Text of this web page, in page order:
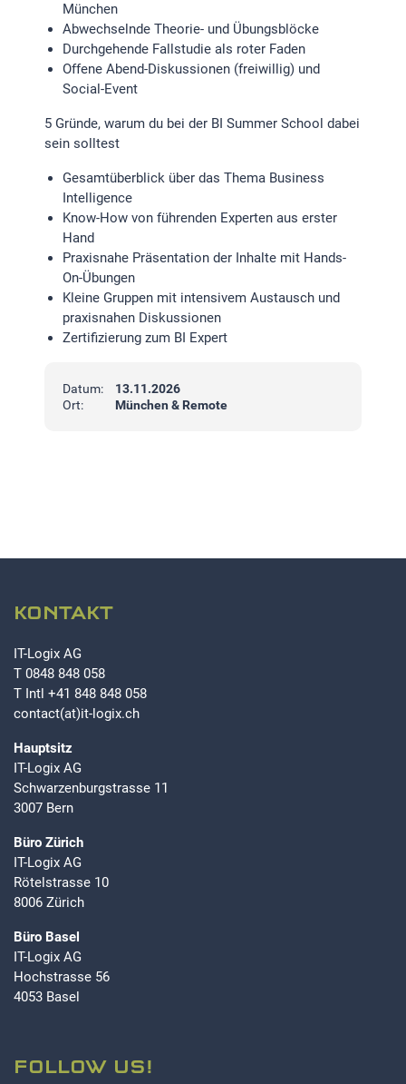
München
Abwechselnde Theorie- und Übungsblöcke
Durchgehende Fallstudie als roter Faden
Offene Abend-Diskussionen (freiwillig) und
Social-Event
5 Gründe, warum du bei der BI Summer School dabei
sein solltest
Gesamtüberblick über das Thema Business
Intelligence
Know-How von führenden Experten aus erster
Hand
Praxisnahe Präsentation der Inhalte mit Hands-
On-Übungen
Kleine Gruppen mit intensivem Austausch und
praxisnahen Diskussionen
Zertifizierung zum BI Expert
Datum:
13.11.2026
Ort:
München & Remote
KONTAKT
IT-Logix AG
T 0848 848 058
T Intl +41 848 848 058
contact(at)it-logix.ch
Hauptsitz
IT-Logix AG
Schwarzenburgstrasse 11
3007 Bern
Büro Zürich
IT-Logix AG
Rötelstrasse 10
8006 Zürich
Büro Basel
IT-Logix AG
Hochstrasse 56
4053 Basel
FOLLOW US!